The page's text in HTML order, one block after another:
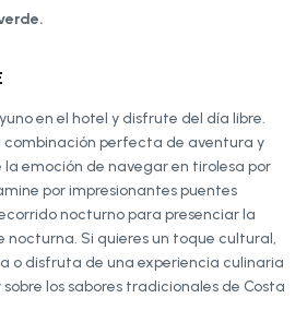
en el hotel y disfrute del día libre.
perfecta de aventura y
emoción de navegar en tirolesa por
por impresionantes puentes
nocturno para presenciar la
nocturna. Si quieres un toque cultural,
o disfruta de una experiencia culinaria
los sabores tradicionales de Costa